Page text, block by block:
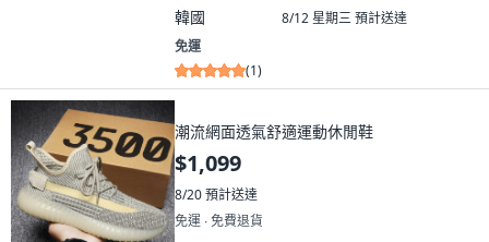
韓國 8/12 星期三預計送達
免運
(1)
潮流網面透氣舒適運動休閒鞋
$1,099
8/20預計送達
免運 ∙ 免費退貨